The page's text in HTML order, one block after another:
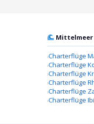
Mittelmeer
Charterflüge
Charterflüge
Charterflüge
Charterflüge
Charterflüge
Charterflüge